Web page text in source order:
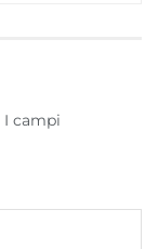
I campi